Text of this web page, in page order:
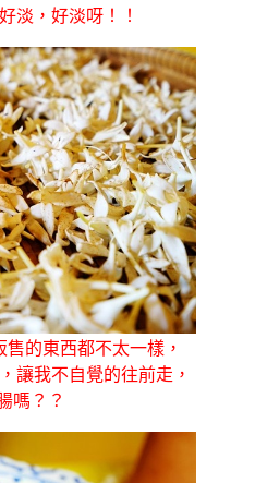
淡，好淡呀！！
的東西都不太一樣，
讓我不自覺的往前走，
嗎？？